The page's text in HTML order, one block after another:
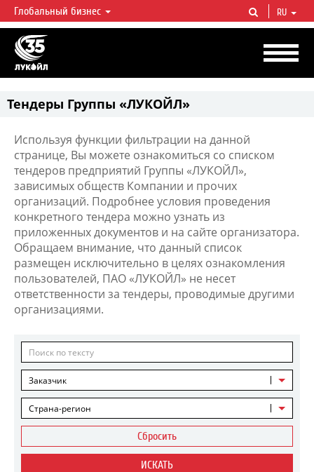
ЛУКОЙЛ СЕГОДНЯ
ЛУКОЙЛ — одна из крупнейших вертикально интегрированных
нефтегазовых компаний в мире, на долю которой приходится более 2%
мировой добычи нефти и около 1% доказанных запасов углеводородов.
Глобальный бизнес RU
Тендеры Группы «ЛУКОЙЛ»
Используя функции фильтрации на данной
странице, Вы можете ознакомиться со списком
тендеров предприятий Группы «ЛУКОЙЛ»,
зависимых обществ Компании и прочих
организаций. Подробнее условия проведения
конкретного тендера можно узнать из
приложенных документов и на сайте организатора.
Обращаем внимание, что данный список
размещен исключительно в целях ознакомления
пользователей, ПАО «ЛУКОЙЛ» не несет
ответственности за тендеры, проводимые другими
организациями.
Заказчик
Страна-регион
Сбросить
ИСКАТЬ